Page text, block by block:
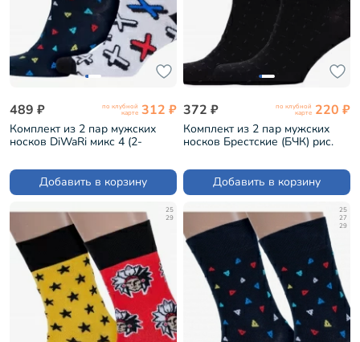
489 ₽ по клубной
карте 312 ₽
Комплект из 2 пар мужских
носков DiWaRi микс 4 (2-
Добавить в корзину
372 ₽ по клубной
карте 220 ₽
Комплект из 2 пар мужских
носков Брестские (БЧК) рис.
Добавить в корзину
25
29
25
27
29